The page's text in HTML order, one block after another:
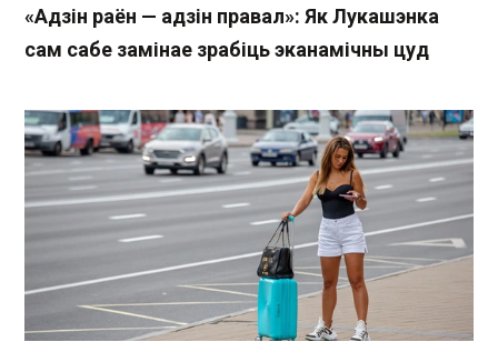
«Адзін раён — адзін правал»: Як Лукашэнка
сам сабе замінае зрабіць эканамічны цуд